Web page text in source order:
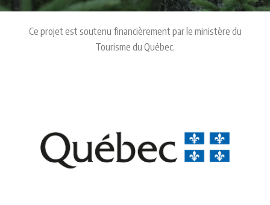
Ce projet est soutenu financièrement par le ministère du
Tourisme du Québec.